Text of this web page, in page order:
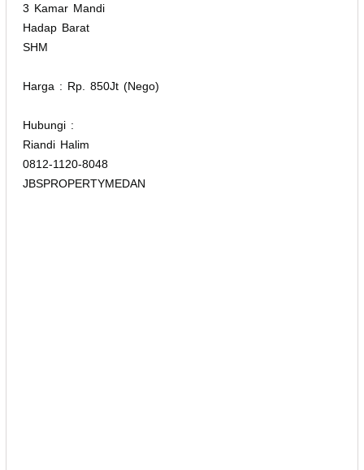
3 Kamar Mandi
Hadap Barat
SHM
Harga : Rp. 850Jt (Nego)
Hubungi :
Riandi Halim
0812-1120-8048
JBSPROPERTYMEDAN